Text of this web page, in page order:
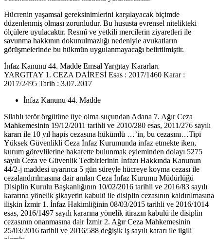
Hücrenin yaşamsal gereksinimlerini karşılayacak biçimde
düzenlenmiş olması zorunludur. Bu hususta evrensel nitelikteki
ölçülere uyulacaktır. Resmî ve yetkili mercilerin ziyaretleri ile
savunma hakkının dokunulmazlığı nedeniyle avukatların
görüşmelerinde bu hükmün uygulanmayacağı belirtilmiştir.
İnfaz Kanunu 44. Madde Emsal Yargıtay Kararları
YARGITAY 1. CEZA DAİRESİ Esas : 2017/1460 Karar :
2017/2495 Tarih : 3.07.2017
İnfaz Kanunu 44. Madde
Silahlı terör örgütüne üye olma suçundan Adana 7. Ağır Ceza
Mahkemesinin 19/12/2011 tarihli ve 2010/280 esas, 2011/276 sayılı
kararı ile 10 yıl hapis cezasına hükümlü …’in, bu cezasını…Tipi
Yüksek Güvenlikli Ceza İnfaz Kurumunda infaz etmekte iken,
kurum görevlilerine hakarette bulunmak eyleminden dolayı 5275
sayılı Ceza ve Güvenlik Tedbirlerinin İnfazı Hakkında Kanunun
44/2-j maddesi uyarınca 5 gün süreyle hücreye koyma cezası ile
cezalandırılmasına dair anılan Ceza İnfaz Kurumu Müdürlüğü
Disiplin Kurulu Başkanlığının 10/02/2016 tarihli ve 2016/83 sayılı
kararına yönelik şikayetin kabulü ile disiplin cezasının kaldırılmasına
ilişkin İzmir 1. İnfaz Hakimliğinin 08/03/2015 tarihli ve 2016/1014
esas, 2016/1497 sayılı kararına yönelik itirazın kabulü ile disiplin
cezasının onanmasına dair İzmir 2. Ağır Ceza Mahkemesinin
25/03/2016 tarihli ve 2016/588 değişik iş sayılı kararı ile ilgili